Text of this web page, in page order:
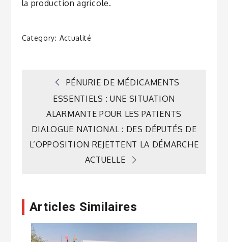
la production agricole.
Category: Actualité
Navigation
de
l’article
PÉNURIE DE MÉDICAMENTS
ESSENTIELS : UNE SITUATION
ALARMANTE POUR LES PATIENTS
DIALOGUE NATIONAL : DES DÉPUTÉS DE
L’OPPOSITION REJETTENT LA DÉMARCHE
ACTUELLE
Articles Similaires